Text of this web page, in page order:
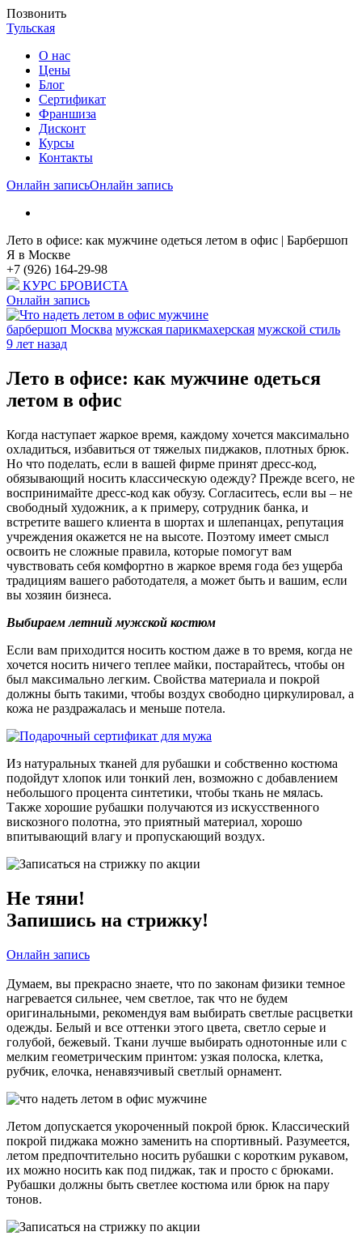
Позвонить
Тульская
О нас
Цены
Блог
Cертификат
Франшиза
Дисконт
Курсы
Контакты
Онлайн записьОнлайн запись
Лето в офисе: как мужчине одеться летом в офис | Барбершоп
Я в Москве
+7 (926) 164-29-98
КУРС БРОВИСТА
Онлайн запись
барбершоп Москва мужская парикмахерская мужской стиль
9 лет назад
Лето в офисе: как мужчине одеться
летом в офис
Когда наступает жаркое время, каждому хочется максимально
охладиться, избавиться от тяжелых пиджаков, плотных брюк.
Но что поделать, если в вашей фирме принят дресс-код,
обязывающий носить классическую одежду? Прежде всего, не
воспринимайте дресс-код как обузу. Согласитесь, если вы – не
свободный художник, а к примеру, сотрудник банка, и
встретите вашего клиента в шортах и шлепанцах, репутация
учреждения окажется не на высоте. Поэтому имеет смысл
освоить не сложные правила, которые помогут вам
чувствовать себя комфортно в жаркое время года без ущерба
традициям вашего работодателя, а может быть и вашим, если
вы хозяин бизнеса.
Выбираем летний мужской костюм
Если вам приходится носить костюм даже в то время, когда не
хочется носить ничего теплее майки, постарайтесь, чтобы он
был максимально легким. Свойства материала и покрой
должны быть такими, чтобы воздух свободно циркулировал, а
кожа не раздражалась и меньше потела.
Из натуральных тканей для рубашки и собственно костюма
подойдут хлопок или тонкий лен, возможно с добавлением
небольшого процента синтетики, чтобы ткань не мялась.
Также хорошие рубашки получаются из искусственного
вискозного полотна, это приятный материал, хорошо
впитывающий влагу и пропускающий воздух.
Не тяни!
Запишись на стрижку!
Онлайн запись
Думаем, вы прекрасно знаете, что по законам физики темное
нагревается сильнее, чем светлое, так что не будем
оригинальными, рекомендуя вам выбирать светлые расцветки
одежды. Белый и все оттенки этого цвета, светло серые и
голубой, бежевый. Ткани лучше выбирать однотонные или с
мелким геометрическим принтом: узкая полоска, клетка,
рубчик, елочка, ненавязчивый светлый орнамент.
Летом допускается укороченный покрой брюк. Классический
покрой пиджака можно заменить на спортивный. Разумеется,
летом предпочтительно носить рубашки с коротким рукавом,
их можно носить как под пиджак, так и просто с брюками.
Рубашки должны быть светлее костюма или брюк на пару
тонов.